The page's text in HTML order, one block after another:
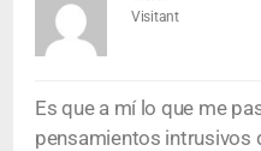
Visitant
Es que a mí lo que me
pensamientos intrusivos